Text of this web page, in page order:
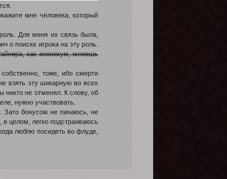
мне человека, который
Для меня их связь была,
о поиске игрока на эту роль.
как минимум, можешь
тоже, ибо смерти
взять эту шикарную во всех
никто не отменял. К слову, об
нужно участвовать.
Зато бонусом не пинаюсь, не
целом, легко подстраиваюсь
люблю посидеть во флуде,